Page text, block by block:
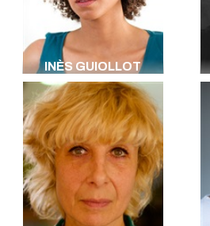
INÈS GUIOLLOT